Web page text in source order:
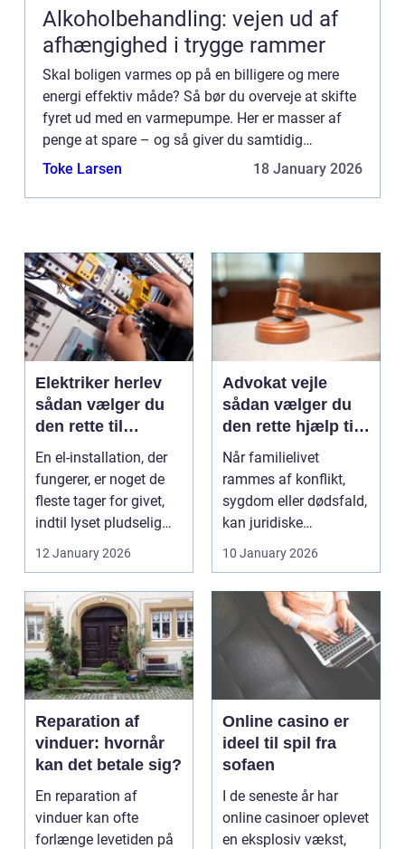
Alkoholbehandling: vejen ud af
afhængighed i trygge rammer
Skal boligen varmes op på en billigere og mere
energi effektiv måde? Så bør du overveje at skifte
fyret ud med en varmepumpe. Her er masser af
penge at spare – og så giver du samtidig
husstanden en grønnere...
Toke Larsen 18 January 2026
Elektriker herlev
sådan vælger du
den rette til
opgaven
En el-installation, der
fungerer, er noget de
fleste tager for givet,
indtil lyset pludselig
går, el...
12 January 2026
Advokat vejle
sådan vælger du
den rette hjælp til
familien
Når familielivet
rammes af konflikt,
sygdom eller dødsfald,
kan juridiske
spørgsmål hurtigt
vokse si...
10 January 2026
Reparation af
vinduer: hvornår
kan det betale sig?
En reparation af
vinduer kan ofte
forlænge levetiden på
Online casino er
ideel til spil fra
sofaen
I de seneste år har
online casinoer oplevet
en eksplosiv vækst,